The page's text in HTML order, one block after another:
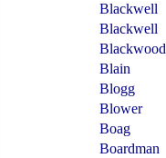
Blackwell
Blackwell
Blackwood
Blain
Blogg
Blower
Boag
Boardman